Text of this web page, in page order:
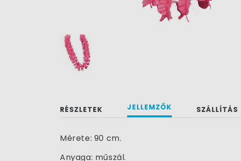
RÉSZLETEK JELLEMZŐK SZÁLLÍTÁS
Mérete: 90 cm.
Anyaga: műszál.